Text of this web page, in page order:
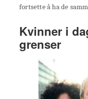
fortsette å ha de
Kvinner i
grenser